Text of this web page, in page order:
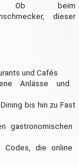
Ob beim
dieser
und Cafés
Anlässe und
bis hin zu Fast
gastronomischen
Codes, die online